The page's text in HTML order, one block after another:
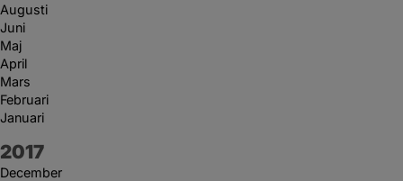
Augusti
Juni
Maj
April
Mars
Februari
Januari
År:
2017
December